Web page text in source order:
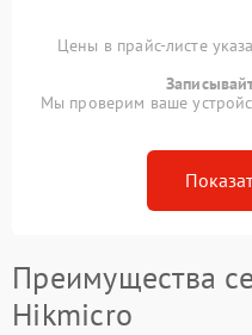
Цены в прайс-листе
Мы проверим ваше
Преимущества
Hikmicro